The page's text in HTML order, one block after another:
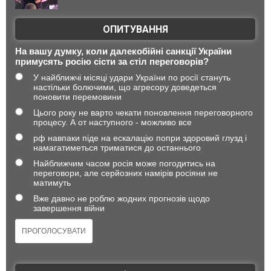
ОПИТУВАННЯ
На вашу думку, коли далекобійні санкції України
примусять росію сісти за стіл переговорів?
У найближчі місяці удари України по росії стануть
настільки болючими, що агресору доведеться
поновити перемовини
Цього року не варто чекати поновлення переговорного
процесу. А от наступного - можливо все
рф навпаки піде на ескалацію попри здоровий глузд і
намагатиметься триматися до останнього
Найближчим часом росія може погодитись на
переговори, але серйозних намірів росіяни не
матимуть
Вже давно не роблю жодних прогнозів щодо
завершення війни